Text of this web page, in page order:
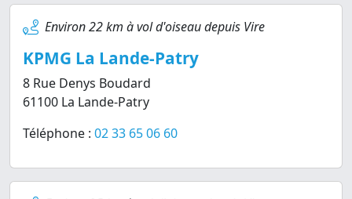
Environ 22 km à vol d'oiseau depuis Vire
KPMG La Lande-Patry
8 Rue Denys Boudard
61100 La Lande-Patry
Téléphone : 02 33 65 06 60